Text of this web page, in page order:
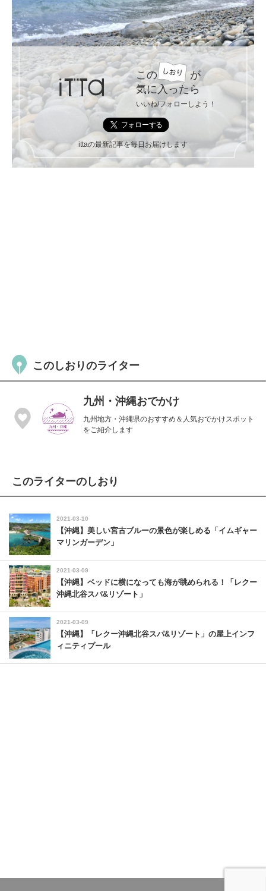
この
が
気に入ったら
いいね/フォローしよう！
ittaの最新記事を毎日お届けします
このしおりのライター
九州・沖縄おでかけ
九州地方・沖縄県のおすすめ＆人気おでかけスポット
をご紹介します
このライターのしおり
2021-03-10
【沖縄】美しい宮古ブルーの景色が楽しめる「イムギャー
マリンガーデン」
2021-03-09
【沖縄】ベッドに横になっても海が眺められる！「レクー
沖縄北谷スパ&リゾート」
2021-03-09
【沖縄】「レクー沖縄北谷スパ&リゾート」の屋上インフ
ィニティプール